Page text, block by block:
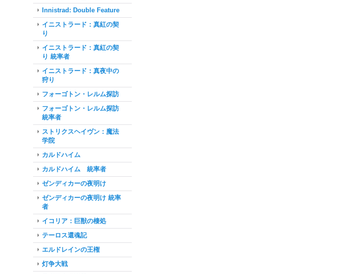
Innistrad: Double Feature
イニストラード：真紅の契
り
イニストラード：真紅の契
り 統率者
イニストラード：真夜中の
狩り
フォーゴトン・レルム探訪
フォーゴトン・レルム探訪
統率者
ストリクスヘイヴン：魔法
学院
カルドハイム
カルドハイム 統率者
ゼンディカーの夜明け
ゼンディカーの夜明け 統率
者
イコリア：巨獣の棲処
テーロス還魂記
エルドレインの王権
灯争大戦